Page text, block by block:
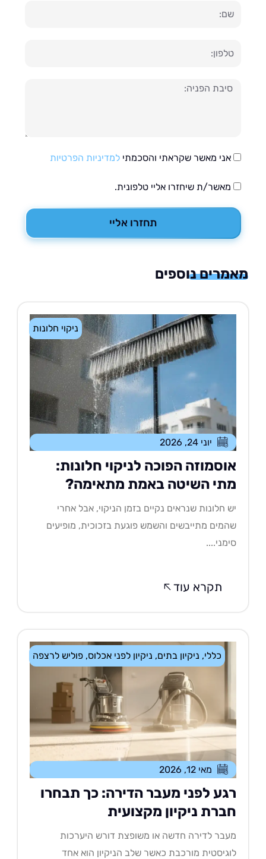
אני מאשר שקראתי והסכמתילמדיניות הפרטיות
מאשר/ת שיחזרו אליי טלפונית.
תחזרו אליי
נוספים
ניקוי חלונות
יוני 24, 2026
הפוכה לניקוי חלונות:
השיטה באמת מתאימה?
חלונות שנראים נקיים בזמן הניקוי, אבל אחרי
מתייבשים והשמש פוגעת בזכוכית, מופיעים
תקרא עוד
ניקיון בתים,ניקיון לפני אכלוס,פוליש לרצפה
מאי 12, 2026
לפני מעבר הדירה: כך תבחרו
ניקיון מקצועית
לדירה חדשה או משופצת דורש היערכות
מורכבת כאשר שלב הניקיון הוא אחד